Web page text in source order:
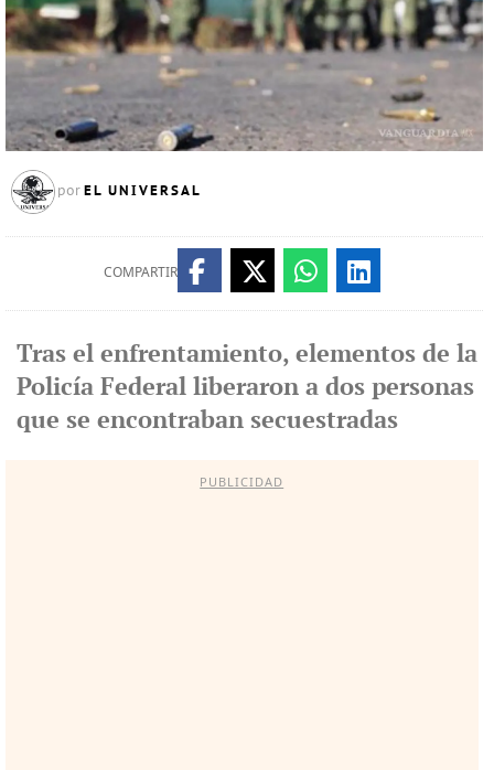
por EL UNIVERSAL
COMPARTIR
Tras el enfrentamiento, elementos de la
Policía Federal liberaron a dos personas
que se encontraban secuestradas
PUBLICIDAD